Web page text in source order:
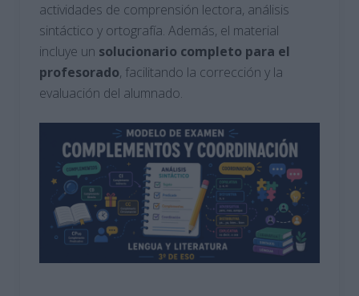
actividades de comprensión lectora, análisis
sintáctico y ortografía. Además, el material
incluye un solucionario completo para el
profesorado, facilitando la corrección y la
evaluación del alumnado.